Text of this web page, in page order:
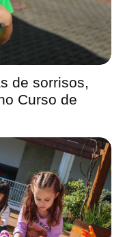
de sorrisos,
Curso de